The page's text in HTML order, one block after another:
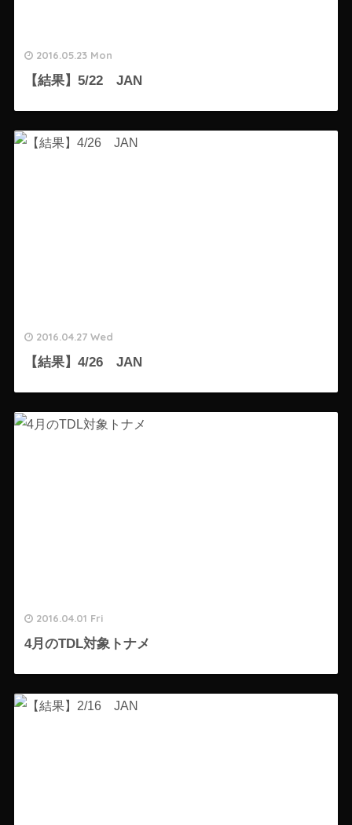
2016.05.23 Mon
【結果】5/22 JAN
2016.04.27 Wed
【結果】4/26 JAN
2016.04.01 Fri
4月のTDL対象トナメ